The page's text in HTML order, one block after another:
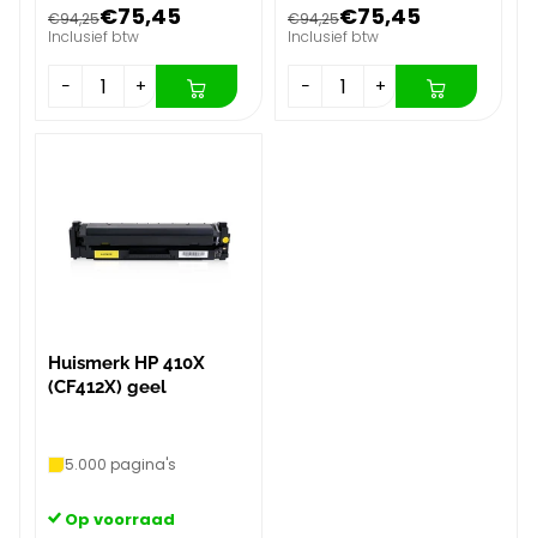
€94,25€75,45
Inclusief btw
− +
€94,25€75,45
Inclusief btw
− +
Huismerk HP 410X
(CF412X) geel
5.000 pagina's
Op voorraad